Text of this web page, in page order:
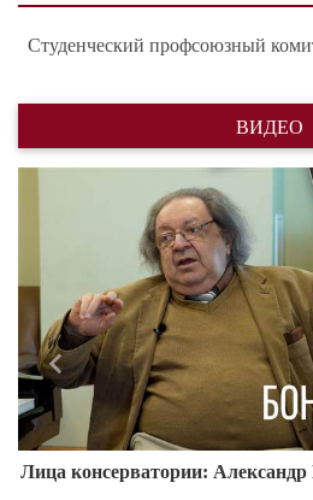
Студенческий профсоюзный
ВИДЕО
Лица консерватории:
Назад